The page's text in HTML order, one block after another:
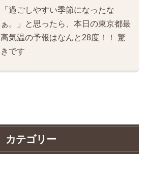
「過ごしやすい季節になったな
ぁ。」と思ったら、本日の東京都最
高気温の予報はなんと28度！！ 驚
きです
カテゴリー